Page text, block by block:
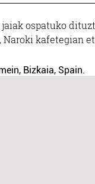
ospatuko
kafetegian
Bizkaia, Spain.